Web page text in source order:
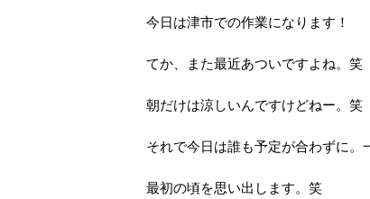
今日は津市での作業になります！
てか、また最近あついですよね。笑
朝だけは涼しいんですけどねー。笑
それで今日は誰も予定が合わずに
最初の頃を思い出します。笑